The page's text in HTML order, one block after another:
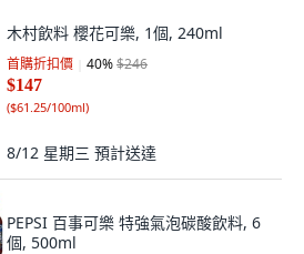
木村飲料 櫻花可樂, 1個, 240ml
首購折扣價 40%$246
$147
($61.25/100ml)
8/12 星期三 預計送達
PEPSI 百事可樂 特強氣泡碳酸飲料, 6
個, 500ml